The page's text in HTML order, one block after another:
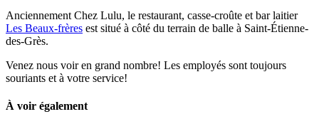
Anciennement Chez Lulu, le restaurant, casse-croûte et bar laitier
Les Beaux-frères est situé à côté du terrain de balle à Saint-Étienne-
des-Grès.
Venez nous voir en grand nombre! Les employés sont toujours
souriants et à votre service!
À voir également